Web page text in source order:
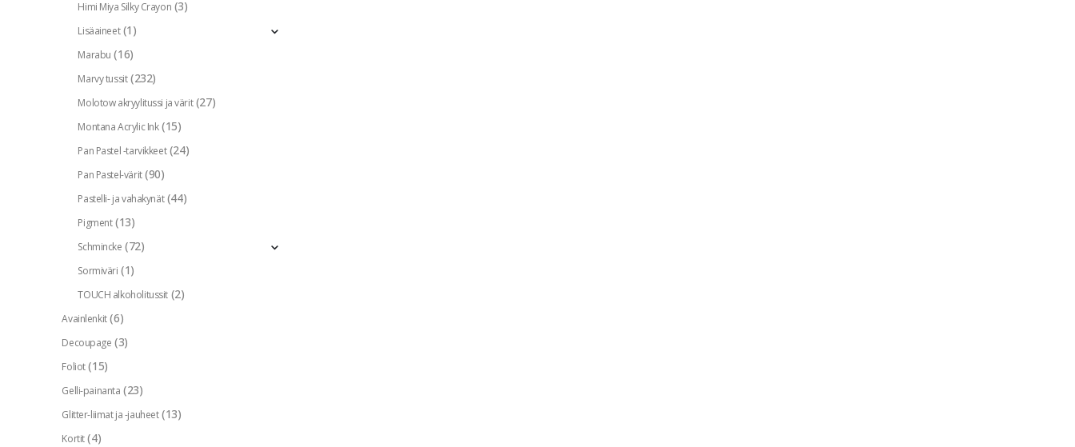
Himi Miya Silky Crayon (3)
Lisäaineet (1)
Marabu (16)
Marvy tussit (232)
Molotow akryylitussi ja värit (27)
Montana Acrylic Ink (15)
Pan Pastel -tarvikkeet (24)
Pan Pastel-värit (90)
Pastelli- ja vahakynät (44)
Pigment (13)
Schmincke (72)
Sormiväri (1)
TOUCH alkoholitussit (2)
Avainlenkit (6)
Decoupage (3)
Foliot (15)
Gelli-painanta (23)
Glitter-liimat ja -jauheet (13)
Kortit (4)